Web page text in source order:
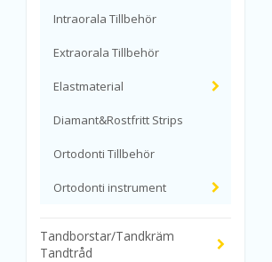
Intraorala Tillbehör
Extraorala Tillbehör
Elastmaterial
Diamant&Rostfritt Strips
Ortodonti Tillbehör
Ortodonti instrument
Tandborstar/Tandkräm
Tandtråd